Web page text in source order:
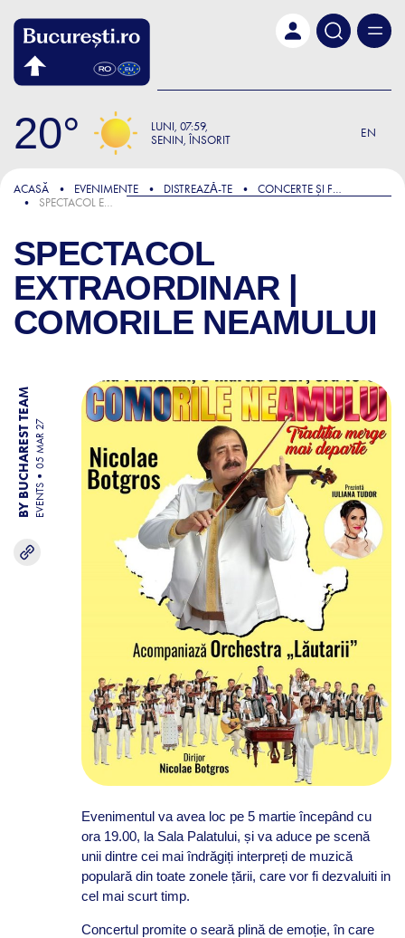
20 LUNI 07:59
SENIN, ÎNSORIT
EN
ACASĂ EVENIMENTE DISTREAZǍ-TE
CONCERTE ȘI FESTIVALURI
SPECTACOL EXTRAORDINAR | COMORILE NEAMULUI
SPECTACOL
EXTRAORDINAR |
COMORILE NEAMULUI
BY BUCHAREST TEAM EVENTS
05 MAR 27
Evenimentul va avea loc pe 5 martie începând cu
ora 19.00, la Sala Palatului, și va aduce pe scenă
unii dintre cei mai îndrăgiți interpreți de muzică
populară din toate zonele țării, care vor fi dezvaluiti in
cel mai scurt timp.
Concertul promite o seară plină de emoție, în care